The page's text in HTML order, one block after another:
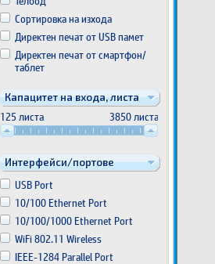
Сортировка на изхода
Директен печат от USB памет
Директен печат от смартфон/
таблет
Капацитет на входа, листа
125 листа 3850 листа
Интерфейси/портове
USB Port
10/100 Ethernet Port
10/100/1000 Ethernet Port
WiFi 802.11 Wireless
IEEE-1284 Parallel Port